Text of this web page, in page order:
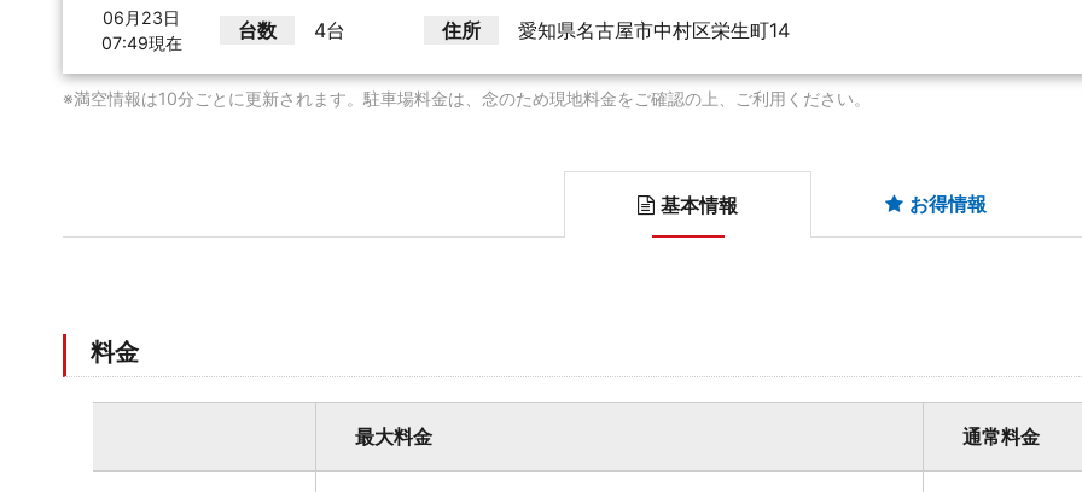
06月23日
07:49現在
台数 4台 住所 愛知県名古屋市中村区栄生町14
※満空情報は10分ごとに更新されます。駐車場料金は、念のため現地料金をご確認の上、ご利用ください。
基本情報 お得情報
料金
最大料金 通常料金